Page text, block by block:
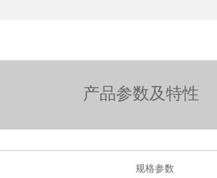
产品参数及特性
规格参数